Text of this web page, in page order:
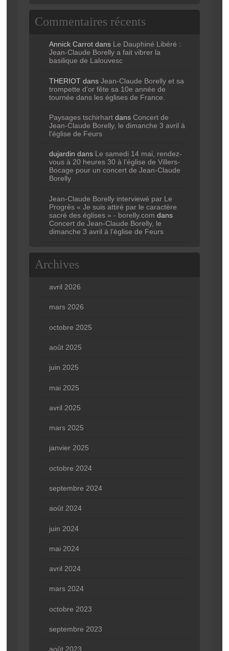
Commentaires récents
Annick Carrotdans Le Dauphiné Libéré :
Jean-Claude Borelly a fait vibrer la
basilique de Lalouvesc
THERIOTdans Jean-Claude Borelly et sa
trompette d’or fête sa 10e année de
tournée dans les églises de France.
Paysages tschirhartdans Concert de
Jean-Claude Borelly, le dimanche 3 avril à
l’église de Feurs
dujardin dans Le samedi 14 mai, rendez-
vous à 20 heures 30 à l’église de Villers-
Bocage pour un concert de Jean-Claude
Borelly
Jean-Claude Borelly interviewé par Le
Progrès « Je suis attiré par le caractère
sacré des églises » - borelly.com dans
Concert de Jean-Claude Borelly, le
dimanche 3 avril à l’église de Feurs
Archives
avril 2026
mars 2026
octobre 2025
août 2025
juin 2025
mai 2025
avril 2025
mars 2025
janvier 2025
octobre 2024
septembre 2024
août 2024
juin 2024
mai 2024
avril 2024
mars 2024
octobre 2023
septembre 2023
août 2023